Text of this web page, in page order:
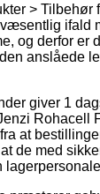
> Tilbehør
ifald
og derfor er
anslåede
giver 1
Rohacell
at
de med